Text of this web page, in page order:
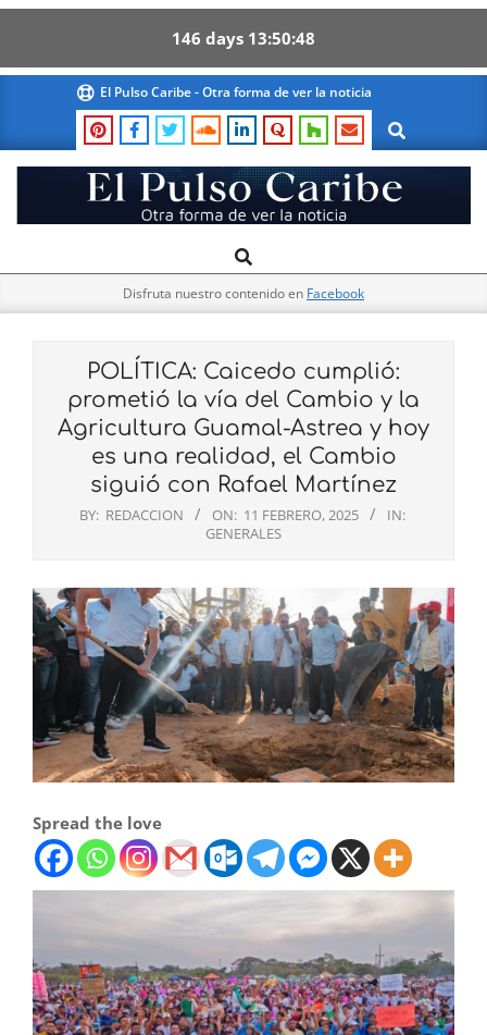
146 days 13 50 47
content
El Pulso Caribe - Otra forma de ver la noticia
Search
El
Pulso
Navigation
Search
Disfruta nuestro contenido en Facebook
POLÍTICA: Caicedo cumplió:
prometió la vía del Cambio y la
Agricultura Guamal-Astrea y hoy
es una realidad, el Cambio
siguió con Rafael Martínez
BY: REDACCION ON: 11 FEBRERO, 2025
IN:
GENERALES
Spread the love